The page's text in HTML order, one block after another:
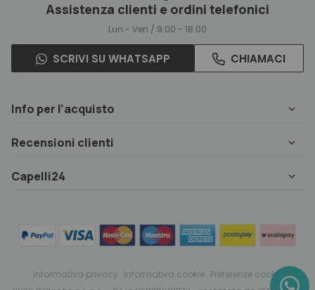
Assistenza clienti e ordini telefonici
Lun - Ven / 9:00 - 18:00
SCRIVI SU WHATSAPP CHIAMACI
Info per l’acquisto
Recensioni clienti
Capelli24
Informativa privacy Informativa cookie Preferenze cookie